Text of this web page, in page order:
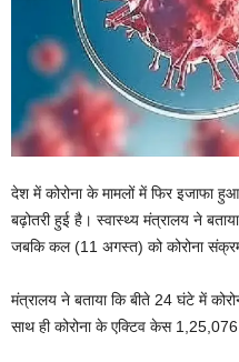
देश में कोरोना के मामलों में फिर इजाफा
बढ़ोतरी हुई है। स्वास्थ्य मंत्रालय ने
जबकि कल (11 अगस्त) को कोरोना
मंत्रालय ने बताया कि बीते 24 घंटे में
साथ ही कोरोना के एक्टिव केस